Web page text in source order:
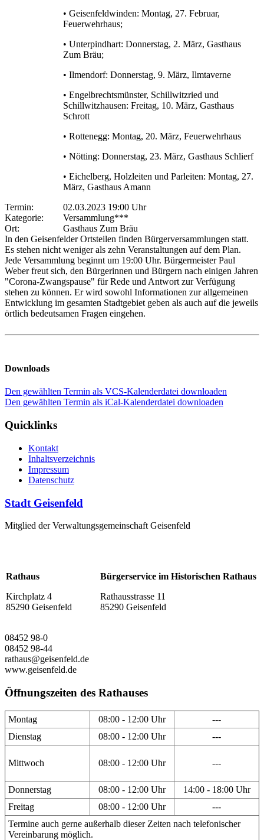
• Geisenfeldwinden: Montag, 27. Februar,
Feuerwehrhaus;
• Unterpindhart: Donnerstag, 2. März, Gasthaus
Zum Bräu;
• Ilmendorf: Donnerstag, 9. März, Ilmtaverne
• Engelbrechtsmünster, Schillwitzried und
Schillwitzhausen: Freitag, 10. März, Gasthaus
Schrott
• Rottenegg: Montag, 20. März, Feuerwehrhaus
• Nötting: Donnerstag, 23. März, Gasthaus Schlierf
• Eichelberg, Holzleiten und Parleiten: Montag, 27.
März, Gasthaus Amann
Termin:
02.03.2023 19:00 Uhr
Kategorie:
Versammlung***
Ort:
Gasthaus Zum Bräu
In den Geisenfelder Ortsteilen finden Bürgerversammlungen statt.
Es stehen nicht weniger als zehn Veranstaltungen auf dem Plan.
Jede Versammlung beginnt um 19:00 Uhr. Bürgermeister Paul
Weber freut sich, den Bürgerinnen und Bürgern nach einigen Jahren
"Corona-Zwangspause" für Rede und Antwort zur Verfügung
stehen zu können. Er wird sowohl Informationen zur allgemeinen
Entwicklung im gesamten Stadtgebiet geben als auch auf die jeweils
örtlich bedeutsamen Fragen eingehen.
Downloads
Den gewählten Termin als VCS-Kalenderdatei downloaden
Den gewählten Termin als iCal-Kalenderdatei downloaden
Quicklinks
Kontakt
Inhaltsverzeichnis
Impressum
Datenschutz
Stadt Geisenfeld
Mitglied der Verwaltungsgemeinschaft Geisenfeld
Rathaus
Kirchplatz 4
85290 Geisenfeld
Bürgerservice im Historischen Rathaus
Rathausstrasse 11
85290 Geisenfeld
08452 98-0
08452 98-44
rathaus@geisenfeld.de
www.geisenfeld.de
Öffnungszeiten des Rathauses
Montag 08:00 - 12:00 Uhr
---
Dienstag
08:00 - 12:00 Uhr ---
Mittwoch 08:00 - 12:00 Uhr ---
Donnerstag 08:00 - 12:00 Uhr
14:00 - 18:00 Uhr
Freitag
08:00 - 12:00 Uhr
---
Termine auch gerne außerhalb dieser Zeiten nach telefonischer
Vereinbarung möglich.